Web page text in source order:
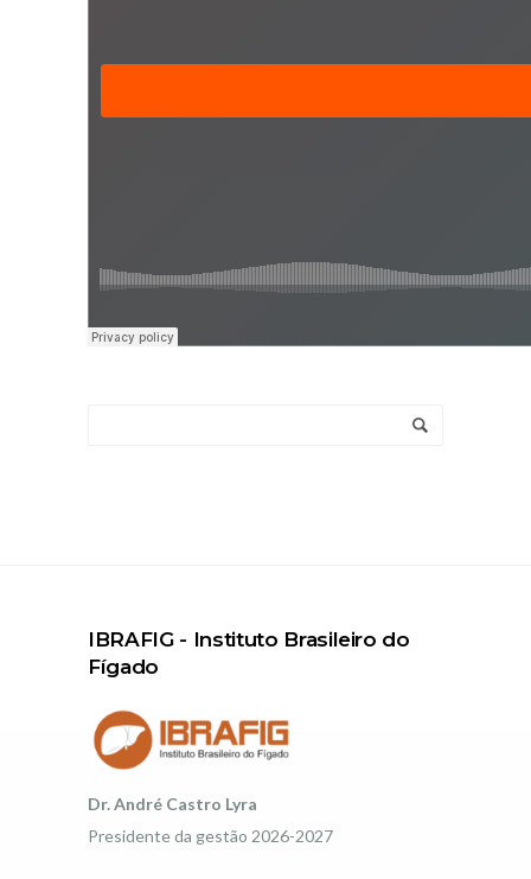
IBRAFIG - Instituto Brasileiro do
Fígado
Dr. André Castro Lyra
Presidente da gestão 2026-2027